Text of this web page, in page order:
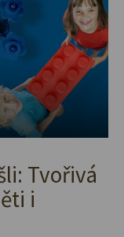
Tvořivá
i